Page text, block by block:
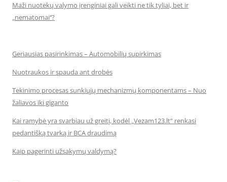
Maži nuotekų valymo įrenginiai gali veikti ne tik tyliai, bet ir
„nematomai‘‘?
Geriausias pasirinkimas – Automobilių supirkimas
Nuotraukos ir spauda ant drobės
Tekinimo procesas sunkiųjų mechanizmų komponentams – Nuo
žaliavos iki giganto
Kai ramybė yra svarbiau už greitį, kodėl „Vezam123.lt“ renkasi
pedantišką tvarką ir BCA draudimą
Kaip pagerinti užsakymų valdymą?